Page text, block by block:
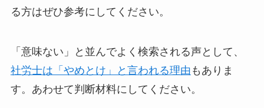
る方はぜひ参考にしてください。
「意味ない」と並んでよく検索される声として、
社労士は「やめとけ」と言われる理由 もありま
す。あわせて判断材料にしてください。